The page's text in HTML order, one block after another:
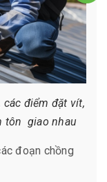
điểm đặt vít,
tôn giao nhau
đoạn chồng